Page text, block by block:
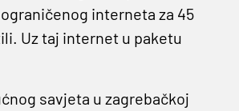
interneta za 45
Uz taj internet u paketu
savjeta u zagrebačkoj